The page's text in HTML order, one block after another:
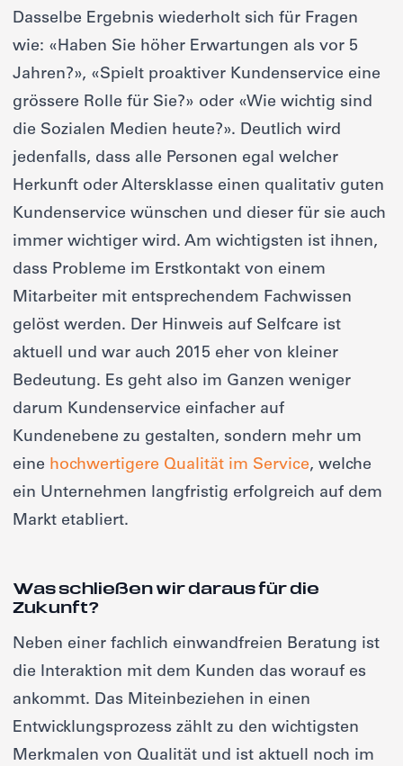
Dasselbe Ergebnis wiederholt sich für Fragen
wie: «Haben Sie höher Erwartungen als vor 5
Jahren?», «Spielt proaktiver Kundenservice eine
grössere Rolle für Sie?» oder «Wie wichtig sind
die Sozialen Medien heute?». Deutlich wird
jedenfalls, dass alle Personen egal welcher
Herkunft oder Altersklasse einen qualitativ guten
Kundenservice wünschen und dieser für sie auch
immer wichtiger wird. Am wichtigsten ist ihnen,
dass Probleme im Erstkontakt von einem
Mitarbeiter mit entsprechendem Fachwissen
gelöst werden. Der Hinweis auf Selfcare ist
aktuell und war auch 2015 eher von kleiner
Bedeutung. Es geht also im Ganzen weniger
darum Kundenservice einfacher auf
Kundenebene zu gestalten, sondern mehr um
eine hochwertigere Qualität im Service, welche
ein Unternehmen langfristig erfolgreich auf dem
Markt etabliert.
Was schließen wir daraus für die
Zukunft?
Neben einer fachlich einwandfreien Beratung ist
die Interaktion mit dem Kunden das worauf es
ankommt. Das Miteinbeziehen in einen
Entwicklungsprozess zählt zu den wichtigsten
Merkmalen von Qualität und ist aktuell noch im